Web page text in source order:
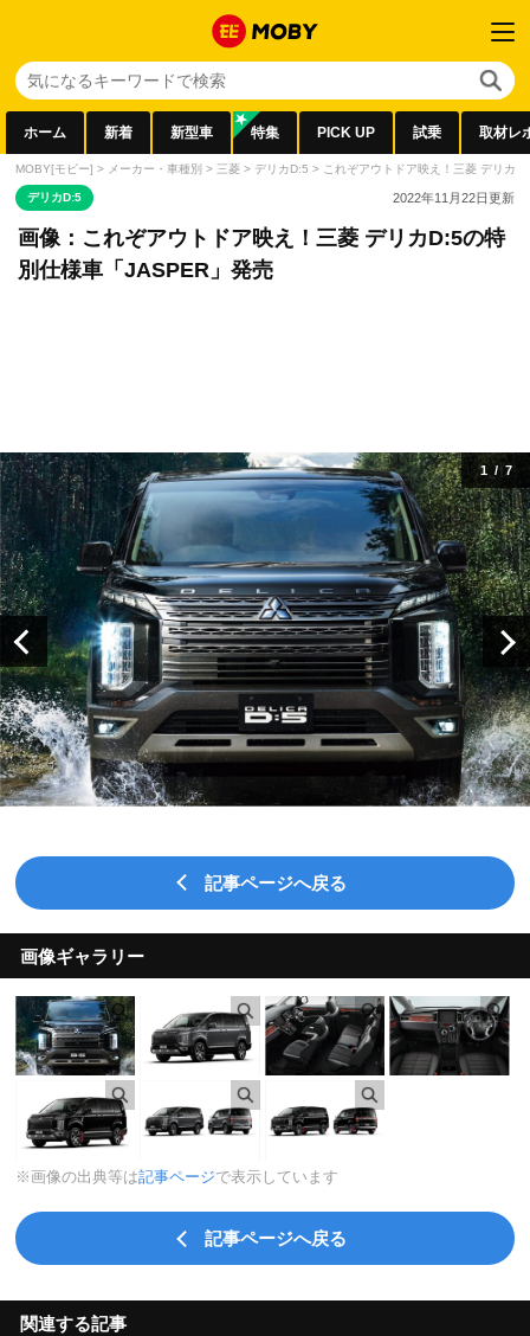
ホーム 新着 新型車 特集 PICK UP 試乗 取材レ
MOBY[モビー] > メーカー・車種別 > 三菱 > デリカD:5 > これぞアウトドア映え！三菱 デリカ
デリカD:5 2022年11月22日更新
画像：これぞアウトドア映え！三菱 デリカD:5の特
別仕様車「JASPER」発売
1/ 7
記事ページへ戻る
画像ギャラリー
※画像の出典等は記事ページで表示しています
記事ページへ戻る
関連する記事